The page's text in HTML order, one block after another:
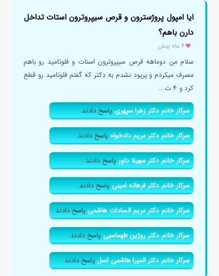
ایا امپول پروژسترون و قرص سیپروترون استات تداخل
دارن باهم؟
۴ ماه پیش
سلام من دوماهه قرص سیپروترون استات و فلوتامید رو باهم
مصرف میکردم و پریود نشدم به دکتر که گفتم فلوتامید رو قطع
کرد و ۴ ت...
سرکار خانم دکتر زهرا سپهریپاسخ دادند.
سرکار خانم دکتر مریم دادخواهپاسخ دادند.
سرکار خانم دکتر سهیلا داورپاسخ دادند.
سرکار خانم دکتر فرهانه امینیپاسخ دادند.
سرکار خانم دکتر مریم السادات هاشمیپاسخ دادند.
سرکار خانم دکتر روژین طهماسبیپاسخ دادند.
سرکار خانم دکتر المیرا هاشمی اصلپاسخ دادند.